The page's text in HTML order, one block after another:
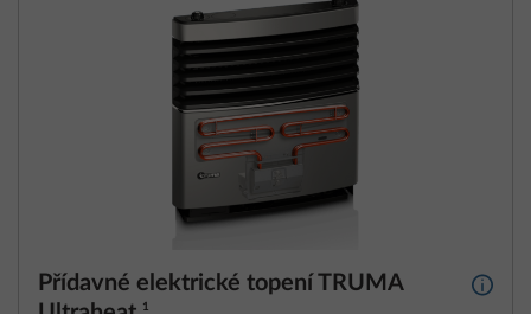
Přídavné elektrické topení TRUMA
1
Další